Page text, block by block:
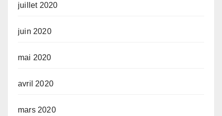
juillet 2020
juin 2020
mai 2020
avril 2020
mars 2020